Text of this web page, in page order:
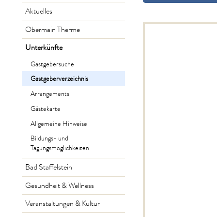
Aktuelles
Obermain Therme
Unterkünfte
Gastgebersuche
Gastgeberverzeichnis
Arrangements
Gästekarte
Allgemeine Hinweise
Bildungs- und
Tagungsmöglichkeiten
Bad Staffelstein
Gesundheit & Wellness
Veranstaltungen & Kultur